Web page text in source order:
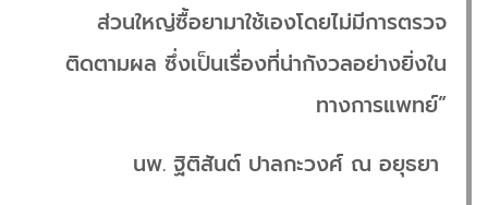
ส่วนใหญ่ซื้อยามาใช้เองโดยไม่มีการตรวจ
ติดตามผล ซึ่งเป็นเรื่องที่น่ากังวลอย่างยิ่งใน
ทางการแพทย์”
นพ. ฐิติสันต์ ปาลกะวงศ์ ณ อยุธยา